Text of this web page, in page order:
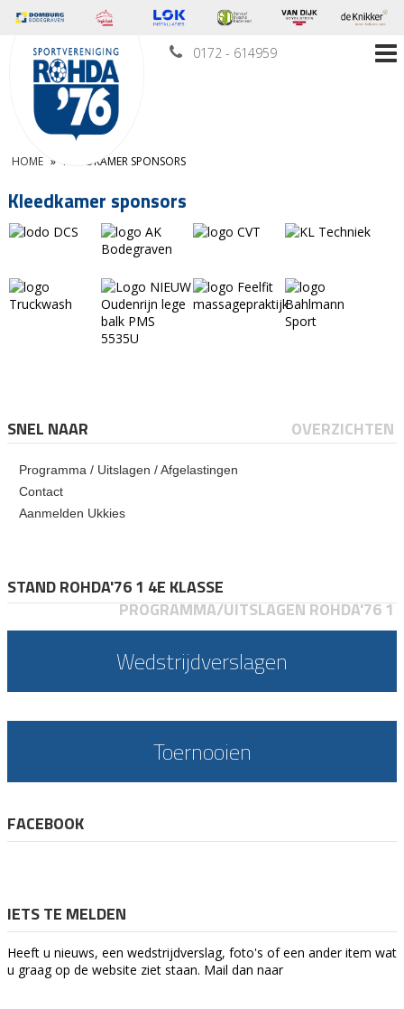
0172 - 614959
HOME » KLEEDKAMER SPONSORS
Kleedkamer sponsors
SNEL NAAR OVERZICHTEN
Programma / Uitslagen / Afgelastingen
Contact
Aanmelden Ukkies
STAND ROHDA'76 1 4E KLASSE
PROGRAMMA/UITSLAGEN ROHDA'76 1
Wedstrijdverslagen
Toernooien
FACEBOOK
IETS TE MELDEN
Heeft u nieuws, een wedstrijdverslag, foto's of een ander item wat
u graag op de website ziet staan. Mail dan naar